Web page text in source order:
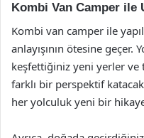
Kombi Van Camper
Kombi van camper ile
anlayışının ötesine geçer.
keşfettiğiniz yeni yerler ve
farklı bir perspektif
her yolculuk yeni bir